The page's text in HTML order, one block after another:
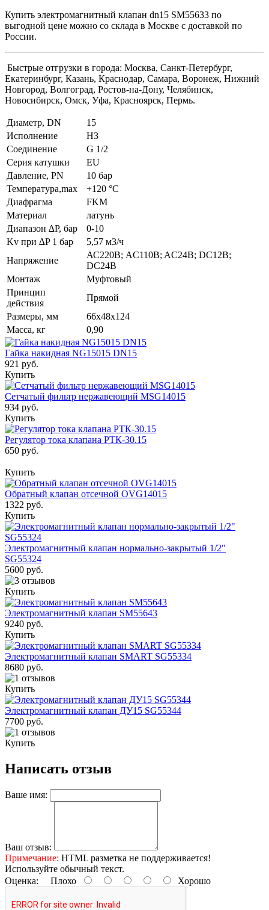
Купить электромагнитный клапан dn15 SM55633 по
выгодной цене можно со склада в Москве с доставкой по
России.
Быстрые отгрузки в города: Москва, Санкт-Петербург,
Екатеринбург, Казань, Краснодар, Самара, Воронеж, Нижний
Новгород, Волгоград, Ростов-на-Дону, Челябинск,
Новосибирск, Омск, Уфа, Красноярск, Пермь.
Диаметр, DN
15
Исполнение
НЗ
Соединение
G 1/2
Серия катушки
EU
Давление, PN
10 бар
Температура,max
+120 °С
Диафрагма
FKM
Материал
латунь
Диапазон ∆P, бар
0-10
Kv при ∆P 1 бар
5,57 м3/ч
Напряжение
АС220В; AC110B; AC24B; DC12B;
DC24B
Монтаж
Муфтовый
Принцип
действия
Прямой
Размеры, мм
66x48x124
Масса, кг
0,90
Гайка накидная NG15015 DN15
921 руб.
Купить
Сетчатый фильтр нержавеющий MSG14015
934 руб.
Купить
Регулятор тока клапана РТК-30.15
650 руб.
Купить
Обратный клапан отсечной OVG14015
1322 руб.
Купить
Электромагнитный клапан нормально-закрытый 1/2"
SG55324
5600 руб.
Купить
Электромагнитный клапан SM55643
9240 руб.
Купить
Электромагнитный клапан SMART SG55334
8680 руб.
Купить
Электромагнитный клапан ДУ15 SG55344
7700 руб.
Купить
Написать отзыв
Ваше имя:
Ваш отзыв:
Примечание: HTML разметка не поддерживается!
Используйте обычный текст.
Оценка: Плохо Хорошо